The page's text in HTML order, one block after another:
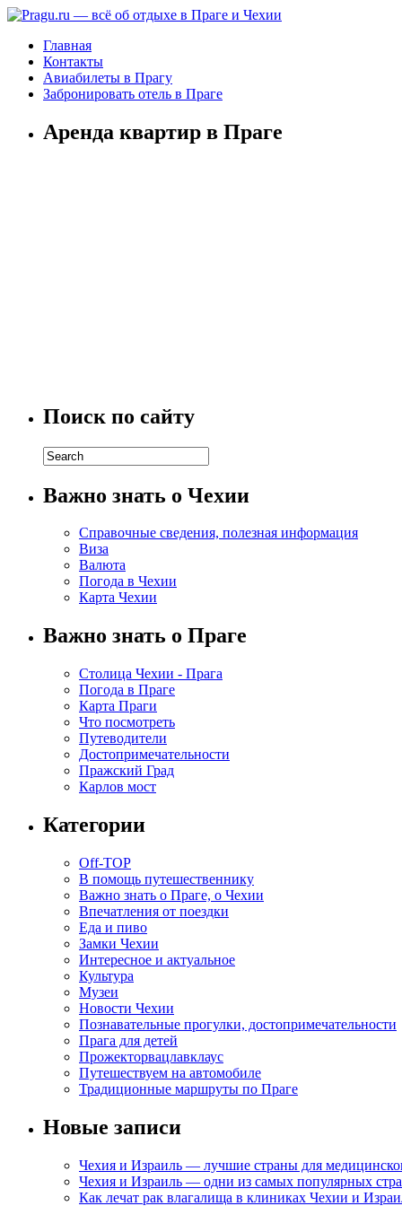
Главная
Контакты
Авиабилеты в Прагу
Забронировать отель в Праге
Аренда квартир в Праге
Поиск по сайту
Важно знать о Чехии
Справочные сведения, полезная информация
Виза
Валюта
Погода в Чехии
Карта Чехии
Важно знать о Праге
Столица Чехии - Прага
Погода в Праге
Карта Праги
Что посмотреть
Путеводители
Достопримечательности
Пражский Град
Карлов мост
Категории
Off-TOP
В помощь путешественнику
Важно знать о Праге, о Чехии
Впечатления от поездки
Еда и пиво
Замки Чехии
Интересное и актуальное
Культура
Музеи
Новости Чехии
Познавательные прогулки, достопримечательности
Прага для детей
Прожекторвацлавклаус
Путешествуем на автомобиле
Традиционные маршруты по Праге
Новые записи
Чехия и Израиль — лучшие страны для
Чехия и Израиль — одни из самых популярных
Как лечат рак влагалища в клиниках Чехии и